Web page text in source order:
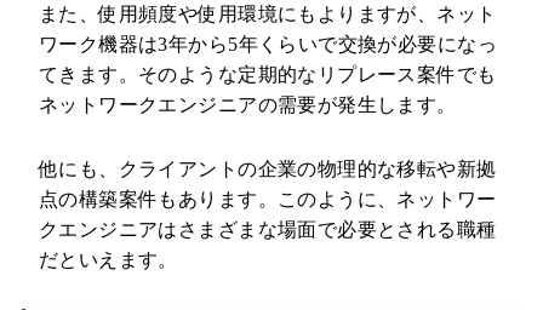
また、使用頻度や使用環境にもよりますが、ネット
ワーク機器は3年から5年くらいで交換が必要になっ
てきます。そのような定期的なリプレース案件でも
ネットワークエンジニアの需要が発生します。
他にも、クライアントの企業の物理的な移転や新拠
点の構築案件もあります。このように、ネットワー
クエンジニアはさまざまな場面で必要とされる職種
だといえます。